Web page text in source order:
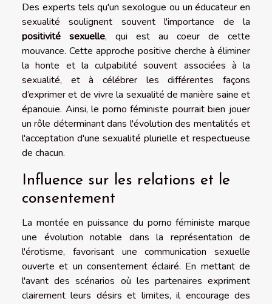
Des experts tels qu'un sexologue ou un éducateur en
sexualité soulignent souvent l'importance de la
positivité sexuelle, qui est au coeur de cette
mouvance. Cette approche positive cherche à éliminer
la honte et la culpabilité souvent associées à la
sexualité, et à célébrer les différentes façons
d’exprimer et de vivre la sexualité de manière saine et
épanouie. Ainsi, le porno féministe pourrait bien jouer
un rôle déterminant dans l'évolution des mentalités et
l'acceptation d'une sexualité plurielle et respectueuse
de chacun.
Influence sur les relations et le
consentement
La montée en puissance du porno féministe marque
une évolution notable dans la représentation de
l'érotisme, favorisant une communication sexuelle
ouverte et un consentement éclairé. En mettant de
l'avant des scénarios où les partenaires expriment
clairement leurs désirs et limites, il encourage des